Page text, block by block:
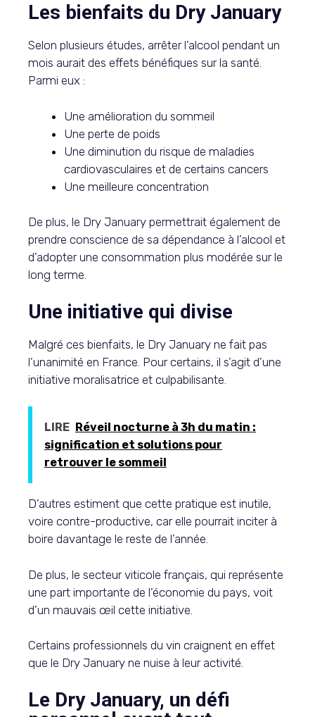
Les bienfaits du Dry January
Selon plusieurs études, arrêter l’alcool pendant un
mois aurait des effets bénéfiques sur la santé.
Parmi eux :
Une amélioration du sommeil
Une perte de poids
Une diminution du risque de maladies
cardiovasculaires et de certains cancers
Une meilleure concentration
De plus, le Dry January permettrait également de
prendre conscience de sa dépendance à l’alcool et
d’adopter une consommation plus modérée sur le
long terme.
Une initiative qui divise
Malgré ces bienfaits, le Dry January ne fait pas
l’unanimité en France. Pour certains, il s’agit d’une
initiative moralisatrice et culpabilisante.
LIRE Réveil nocturne à 3h du matin :
signification et solutions pour
retrouver le sommeil
D’autres estiment que cette pratique est inutile,
voire contre-productive, car elle pourrait inciter à
boire davantage le reste de l’année.
De plus, le secteur viticole français, qui représente
une part importante de l’économie du pays, voit
d’un mauvais œil cette initiative.
Certains professionnels du vin craignent en effet
que le Dry January ne nuise à leur activité.
Le Dry January, un défi